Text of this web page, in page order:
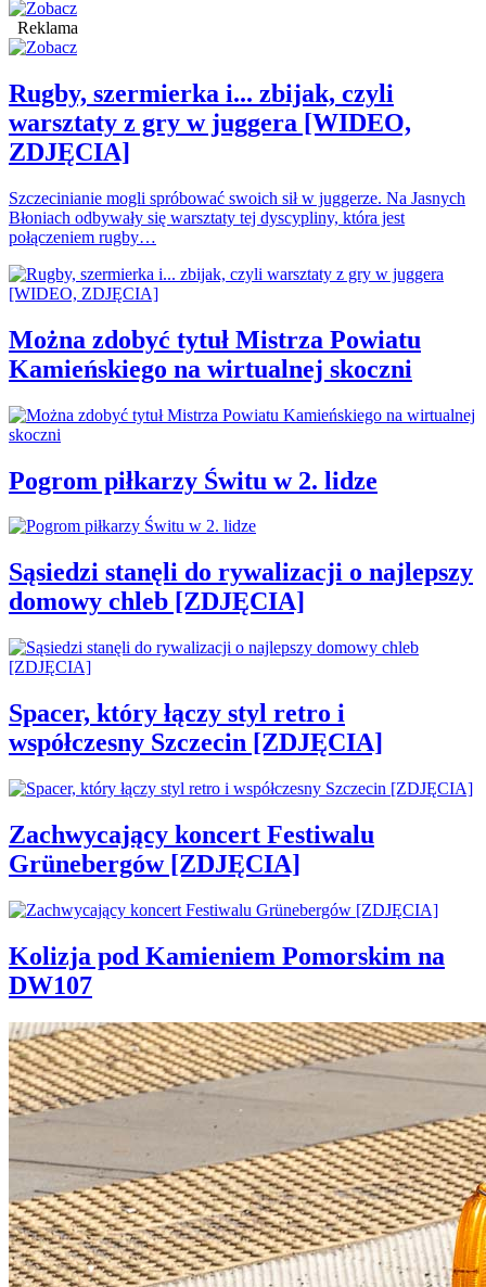
Reklama
Rugby, szermierka i... zbijak, czyli
warsztaty z gry w juggera [WIDEO,
ZDJĘCIA]
Szczecinianie mogli spróbować swoich sił w juggerze. Na Jasnych
Błoniach odbywały się warsztaty tej dyscypliny, która jest
połączeniem rugby…
Można zdobyć tytuł Mistrza Powiatu
Kamieńskiego na wirtualnej skoczni
Pogrom piłkarzy Świtu w 2. lidze
Sąsiedzi stanęli do rywalizacji o najlepszy
domowy chleb [ZDJĘCIA]
Spacer, który łączy styl retro i
współczesny Szczecin [ZDJĘCIA]
Zachwycający koncert Festiwalu
Grünebergów [ZDJĘCIA]
Kolizja pod Kamieniem Pomorskim na
DW107